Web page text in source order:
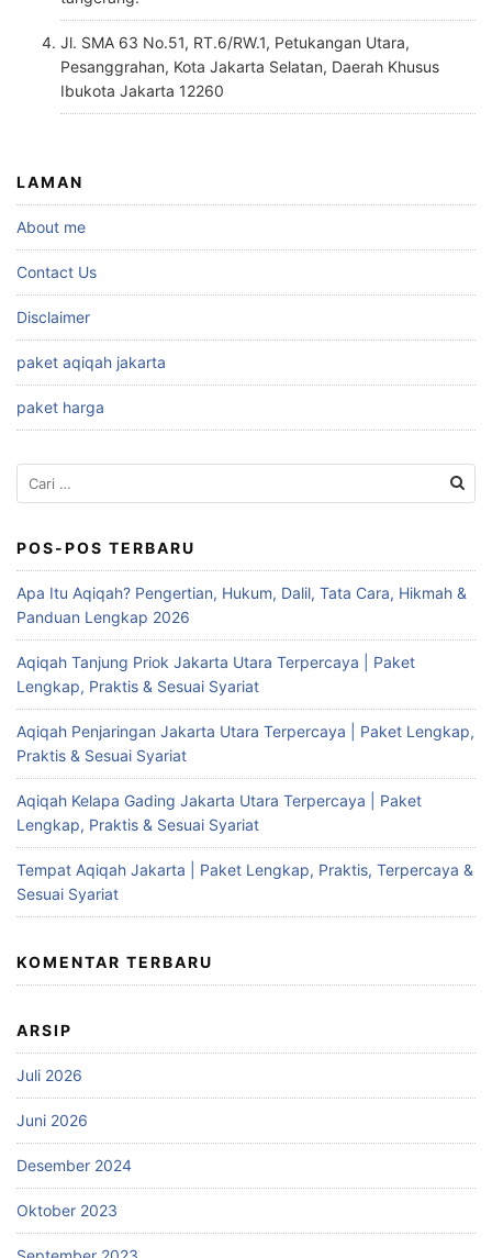
Jl. SMA 63 No.51, RT.6/RW.1, Petukangan Utara,
Pesanggrahan, Kota Jakarta Selatan, Daerah Khusus
Ibukota Jakarta 12260
LAMAN
About me
Contact Us
Disclaimer
paket aqiqah jakarta
paket harga
Cari
untuk:
POS-POS TERBARU
Apa Itu Aqiqah? Pengertian, Hukum, Dalil, Tata Cara, Hikmah &
Panduan Lengkap 2026
Aqiqah Tanjung Priok Jakarta Utara Terpercaya | Paket
Lengkap, Praktis & Sesuai Syariat
Aqiqah Penjaringan Jakarta Utara Terpercaya | Paket Lengkap,
Praktis & Sesuai Syariat
Aqiqah Kelapa Gading Jakarta Utara Terpercaya | Paket
Lengkap, Praktis & Sesuai Syariat
Tempat Aqiqah Jakarta | Paket Lengkap, Praktis, Terpercaya &
Sesuai Syariat
KOMENTAR TERBARU
ARSIP
Juli 2026
Juni 2026
Desember 2024
Oktober 2023